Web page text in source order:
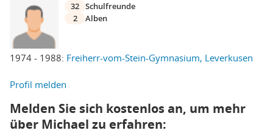
1974 - 1988: Freiherr-vom-Stein-Gymnasium, Leverkusen
32 Schulfreunde
2
Alben
Profil melden
Melden Sie sich kostenlos an, um mehr
über Michael zu erfahren: